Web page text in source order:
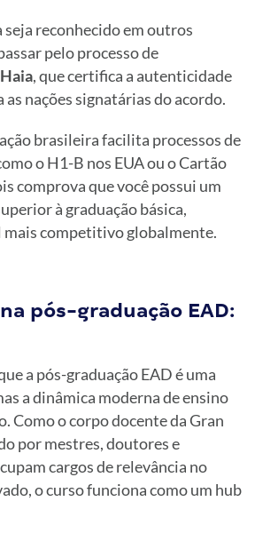
seja reconhecido em outros
pelo processo de
, que certifica a autenticidade
nações signatárias do acordo.
brasileira facilita processos de
o H1-B nos EUA ou o Cartão
comprova que você possui um
à graduação básica,
competitivo globalmente.
pós-graduação EAD:
a pós-graduação EAD é uma
a dinâmica moderna de ensino
Como o corpo docente da Gran
por mestres, doutores e
cargos de relevância no
o curso funciona como um hub